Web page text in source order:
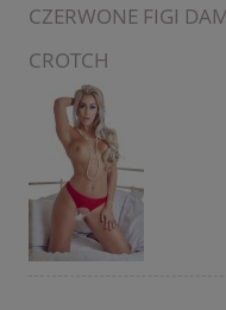
CZERWONE FIGI
CROTCH